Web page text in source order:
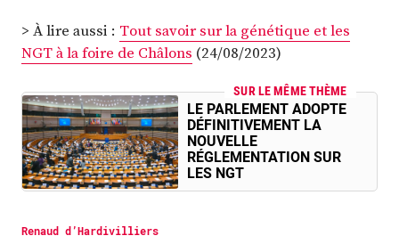
> À lire aussi : Tout savoir sur la génétique et les
NGT à la foire de Châlons (24/08/2023)
SUR LE MÊME THÈME
LE PARLEMENT ADOPTE
DÉFINITIVEMENT LA
NOUVELLE
RÉGLEMENTATION SUR
LES NGT
Renaud d’Hardivilliers